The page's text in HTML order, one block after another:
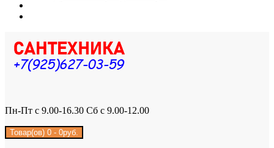
Пн-Пт с 9.00-16.30 Сб с 9.00-12.00
Товар(ов) 0 - 0руб.